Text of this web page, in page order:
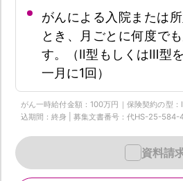
がんによる入院または
とき、月ごとに何度で
す。（Ⅱ型もしくはⅢ型
一月に1回）
がん一時給付金額：100万円｜保険契約の型
込期間：終身 | 募集文書番号：代HS-25-584-
資料請